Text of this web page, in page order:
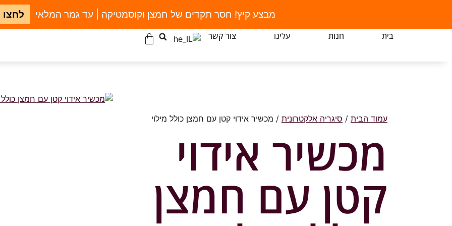
בית חנות עלינו צור קשר
עמוד הבית/ סיגריה אלקטרונית/ מכשיר אידוי קטן עם חמצן כולל מילוי
מכשיר אידוי
קטן עם חמצן
מבצע קיץ! חסר תקדים של חמצן וקוסמטיקה | עד גמר המלאי